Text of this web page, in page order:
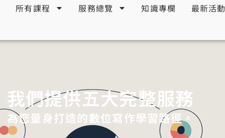
所有課程 服務總覽 知識專欄 最新活動
我們提供五大完整服務
為您量身打造的數位寫作學習路徑。